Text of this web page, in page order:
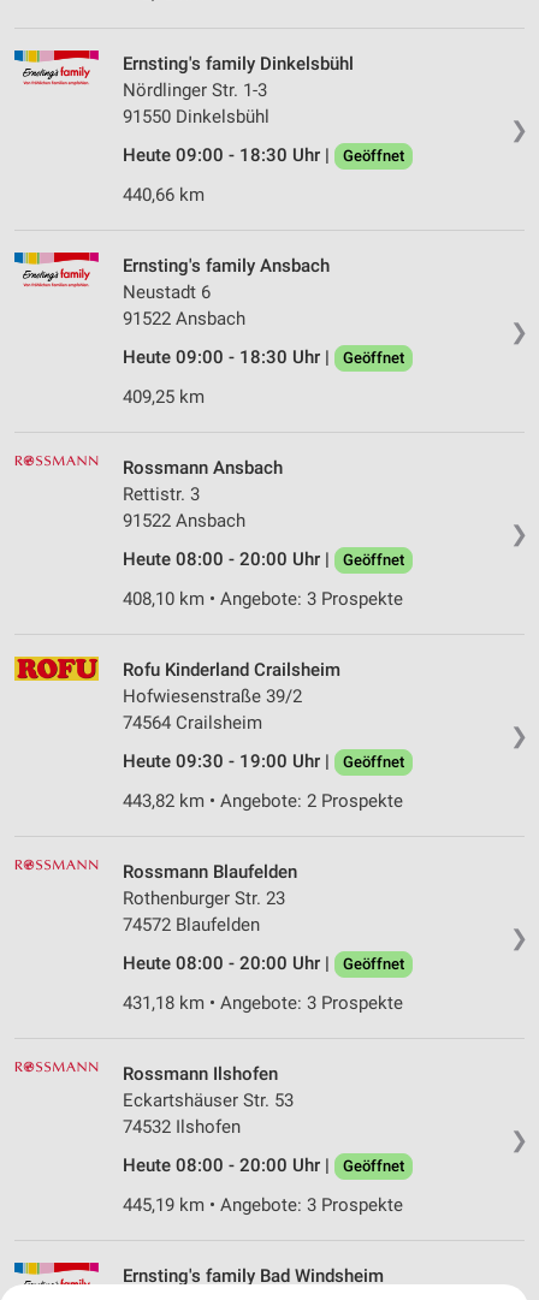
❯
Ernsting's family Dinkelsbühl
Nördlinger Str. 1-3
91550 Dinkelsbühl
Heute 09:00 - 18:30 Uhr |
Geöffnet
440,66 km
❯
Ernsting's family Ansbach
Neustadt 6
91522 Ansbach
Heute 09:00 - 18:30 Uhr |
Geöffnet
409,25 km
❯
Rossmann Ansbach
Rettistr. 3
91522 Ansbach
Heute 08:00 - 20:00 Uhr |
Geöffnet
408,10 km • Angebote: 3 Prospekte
❯
Rofu Kinderland Crailsheim
Hofwiesenstraße 39/2
74564 Crailsheim
Heute 09:30 - 19:00 Uhr |
Geöffnet
443,82 km • Angebote: 2 Prospekte
❯
Rossmann Blaufelden
Rothenburger Str. 23
74572 Blaufelden
Heute 08:00 - 20:00 Uhr |
Geöffnet
431,18 km • Angebote: 3 Prospekte
❯
Rossmann Ilshofen
Eckartshäuser Str. 53
74532 Ilshofen
Heute 08:00 - 20:00 Uhr |
Geöffnet
445,19 km • Angebote: 3 Prospekte
Ernsting's family Bad Windsheim